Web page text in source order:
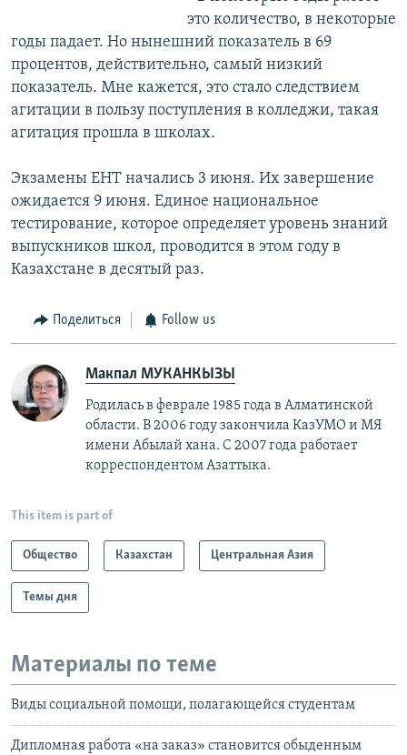
это количество, в некоторые
годы падает. Но нынешний показатель в 69
процентов, действительно, самый низкий
показатель. Мне кажется, это стало следствием
агитации в пользу поступления в колледжи, такая
агитация прошла в школах.
Экзамены ЕНТ начались 3 июня. Их завершение
ожидается 9 июня. Единое национальное
тестирование, которое определяет уровень знаний
выпускников школ, проводится в этом году в
Казахстане в десятый раз.
Поделиться Follow us
Макпал МУКАНКЫЗЫ
Родилась в феврале 1985 года в Алматинской
области. В 2006 году закончила КазУМО и МЯ
имени Абылай хана. С 2007 года работает
корреспондентом Азаттыка.
This item is part of
Общество Казахстан Центральная Азия
Темы дня
Материалы по теме
Виды социальной помощи, полагающейся студентам
Дипломная работа «на заказ» становится обыденным